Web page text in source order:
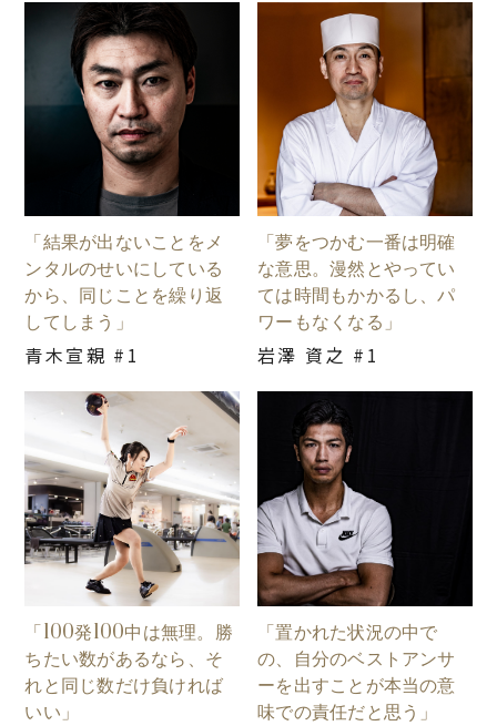
「結果が出ないことをメ
ンタルのせいにしている
から、同じことを繰り返
してしまう」
青木宣親 #1
「夢をつかむ一番は明確
な意思。漫然とやってい
ては時間もかかるし、パ
ワーもなくなる」
岩澤 資之 #1
「100発100中は無理。勝
ちたい数があるなら、そ
れと同じ数だけ負ければ
いい」
「置かれた状況の中で
の、自分のベストアンサ
ーを出すことが本当の意
味での責任だと思う」